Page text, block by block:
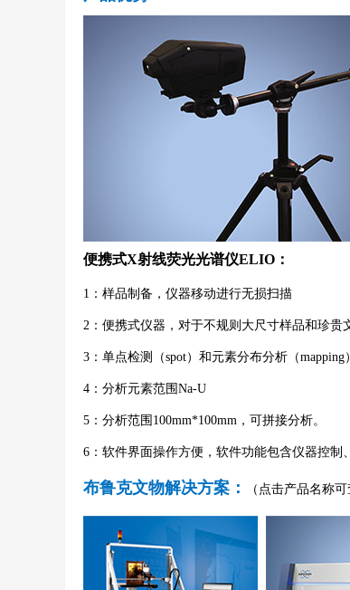
便携式X射线荧光光谱仪ELIO：
1：样品制备，仪器移动进行无损扫描
2：便携式仪器，对于不规则大尺寸样品和珍贵
3：单点检测（spot）和元素分布分析（
4：分析元素范围Na-U
5：分析范围100mm*100mm，可拼接分析。
6：软件界面操作方便，软件功能包含仪器控制
布鲁克文物解决方案： （点击产品名称